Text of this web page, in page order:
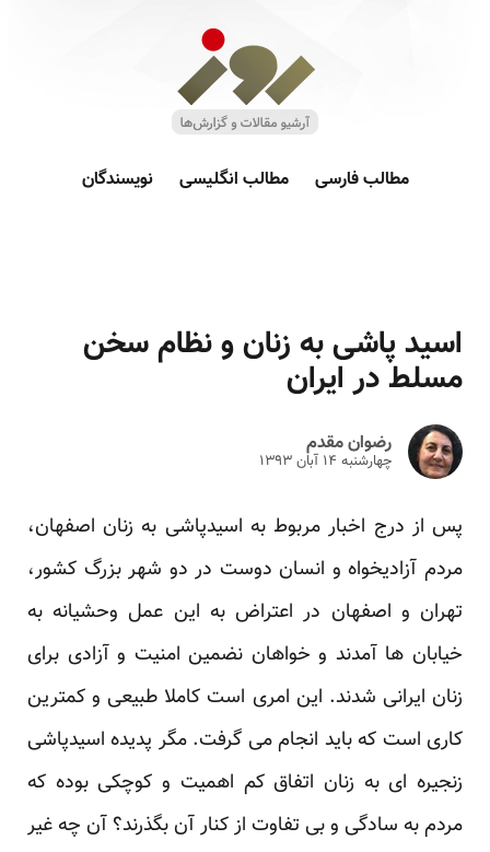
مطالب فارسی مطالب انگلیسی نویسندگان
اسید پاشی به زنان و نظام سخن
مسلط در ایران
رضوان مقدم
چهارشنبه ۱۴ آبان ۱۳۹۳
پس از درج اخبار مربوط به اسیدپاشی به زنان اصفهان،
مردم آزادیخواه و انسان دوست در دو شهر بزرگ کشور،
تهران و اصفهان در اعتراض به این عمل وحشیانه به
خیابان ها آمدند و خواهان نضمین امنیت و آزادی برای
زنان ایرانی شدند. این امری است کاملا طبیعی و کمترین
کاری است که باید انجام می گرفت. مگر پدیده اسیدپاشی
زنجیره ای به زنان اتفاق کم اهمیت و کوچکی بوده که
مردم به سادگی و بی تفاوت از کنار آن بگذرند؟ آن چه غیر